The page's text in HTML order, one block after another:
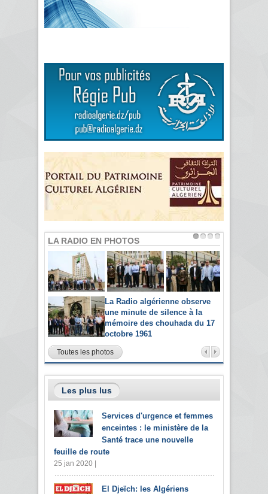
LA RADIO EN PHOTOS
La Radio algérienne observe
une minute de silence à la
mémoire des chouhada du 17
octobre 1961
Toutes les photos
Les plus lus
Services d'urgence et femmes
enceintes : le ministère de la
Santé trace une nouvelle
feuille de route
25 jan 2020 |
El Djeïch: les Algériens